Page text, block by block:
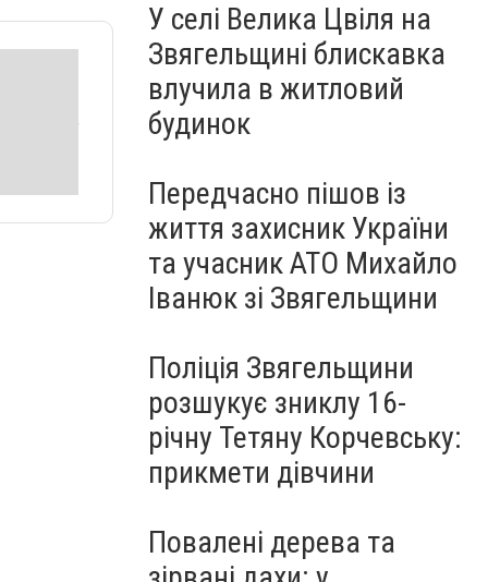
У селі Велика Цвіля на
Звягельщині блискавка
влучила в житловий
будинок
Передчасно пішов із
життя захисник України
та учасник АТО Михайло
Іванюк зі Звягельщини
Поліція Звягельщини
розшукує зниклу 16-
річну Тетяну Корчевську:
прикмети дівчини
Повалені дерева та